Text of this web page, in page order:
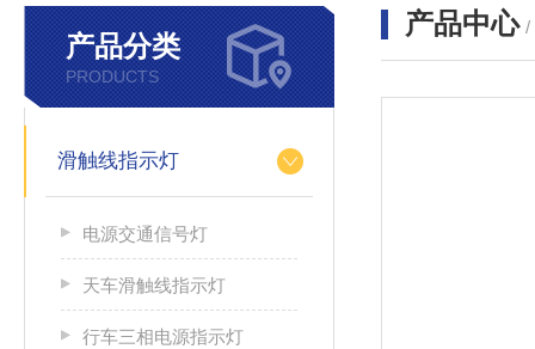
产品分类
PRODUCTS
滑触线指示灯
电源交通信号灯
天车滑触线指示灯
行车三相电源指示灯
产品中心 /